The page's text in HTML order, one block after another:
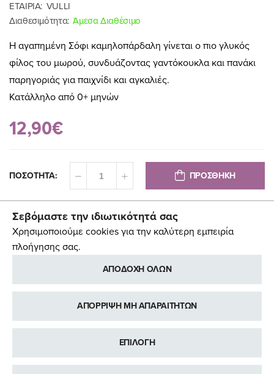
ΕΤΑΙΡΙΑ: VULLI
Διαθεσιμότητα: Άμεσα Διαθέσιμο
Η αγαπημένη Σόφι καμηλοπάρδαλη γίνεται ο πιο γλυκός
φίλος του μωρού, συνδυάζοντας γαντόκουκλα και πανάκι
παρηγοριάς για παιχνίδι και αγκαλιές.
Κατάλληλο από 0+ μηνών
12,90€
ΠΟΣΟΤΗΤΑ: ΠΡΟΣΘΗΚΗ
Σεβόμαστε την ιδιωτικότητά σας
Χρησιμοποιούμε cookies για την καλύτερη εμπειρία
πλοήγησης σας.
ΑΠΟΔΟΧΗ ΟΛΩΝ
ΑΠΟΡΡΙΨΗ ΜΗ ΑΠΑΡΑΙΤΗΤΩΝ
ΕΠΙΛΟΓΗ